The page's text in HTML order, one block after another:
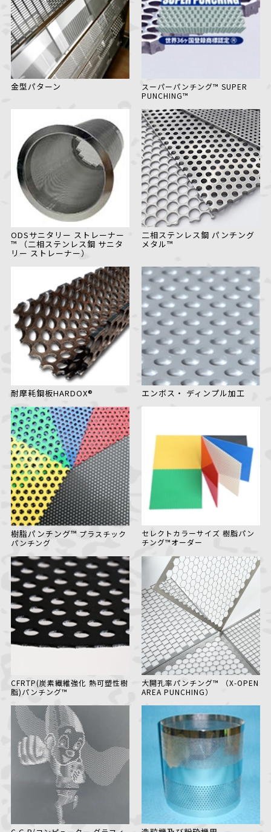
金型パターン スーパーパンチング™ SUPER
PUNCHING™
ODSサニタリー ストレーナー
™ （二相ステンレス鋼 サニタ
リー ストレーナー）
二相ステンレス鋼 パンチング
メタル™
耐摩耗鋼板HARDOX® エンボス・ ディンプル加工
樹脂パンチング™ プラスチック
パンチング
セレクトカラーサイズ 樹脂パン
チング™オーダー
CFRTP(炭素繊維強化 熱可塑性樹
脂)パンチング™
大開孔率パンチング™
（X-OPEN
AREA PUNCHING）